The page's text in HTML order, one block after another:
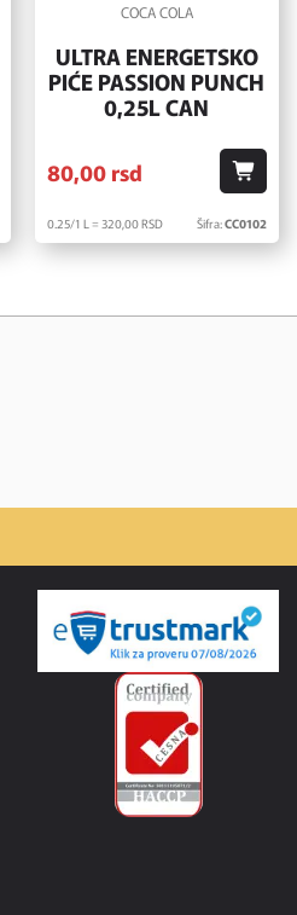
COCA COLA
ULTRA ENERGETSKO
PIĆE PASSION PUNCH
0,25L CAN
80,00 rsd
0.25/1 L = 320,00RSD Šifra:CC0102